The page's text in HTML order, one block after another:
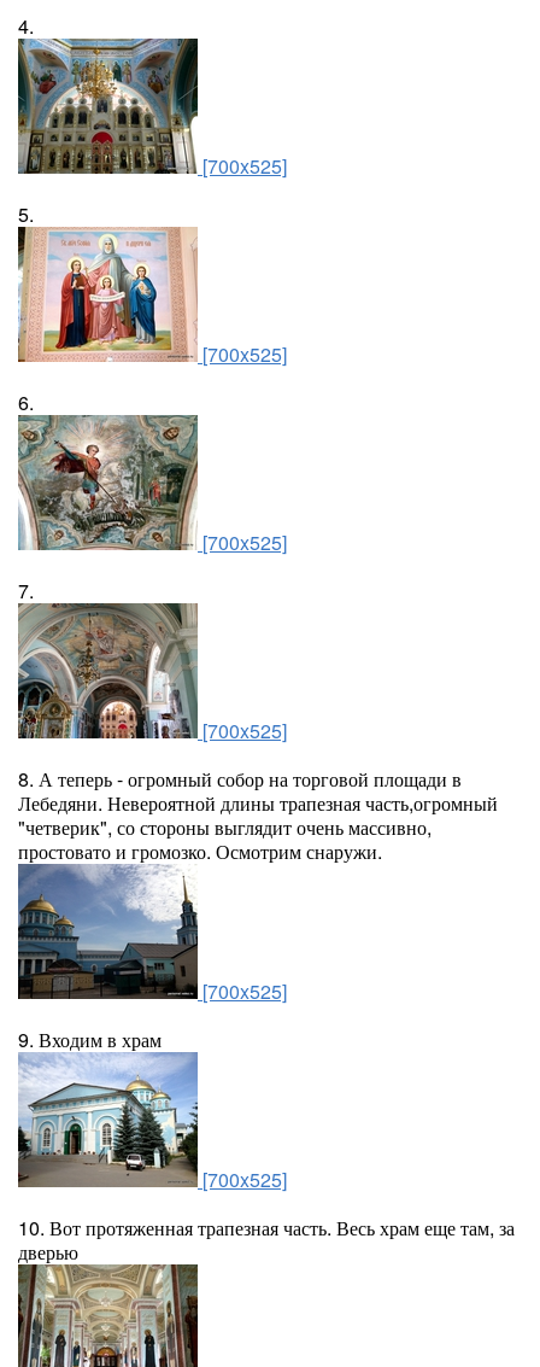
4.
[700x525]
5.
[700x525]
6.
[700x525]
7.
[700x525]
8. А теперь - огромный собор на торговой площади в
Лебедяни. Невероятной длины трапезная часть,огромный
"четверик", со стороны выглядит очень массивно,
простовато и громозко. Осмотрим снаружи.
[700x525]
9. Входим в храм
[700x525]
10. Вот протяженная трапезная часть. Весь храм еще там, за
дверью